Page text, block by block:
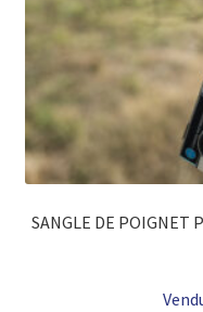
SANGLE DE POIGNET